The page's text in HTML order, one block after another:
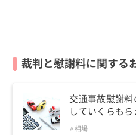
裁判と慰謝料に関する
交通事故慰謝
していくらもら
相場